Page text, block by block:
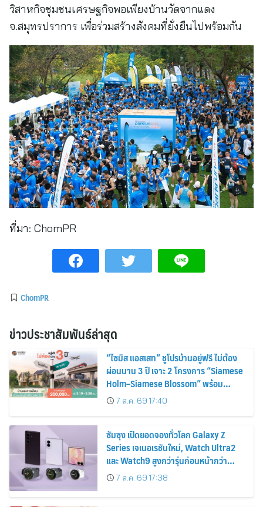
วิสาหกิจชุมชนเศรษฐกิจพอเพียงบ้านวัดจากแดง
จ.สมุทรปราการ เพื่อร่วมสร้างสังคมที่ยั่งยืนไปพร้อมกัน
ที่มา: ChomPR
ChomPR
ข่าวประชาสัมพันธ์ล่าสุด
“ไซมิส แอสเสท” ชูโปรบ้านอยู่ฟรี ไม่ต้อง
ผ่อนนาน 3 ปี เจาะ 2 โครงการ “Siamese
Holm–Siamese Blossom” พร้อม
ส่วนลดและสิทธิพิเศษถึง 31 สิงหาคม
2569
7 ส.ค. 69 17:40
ซัมซุง เปิดยอดจองทั่วโลก Galaxy Z
Series เจเนอเรชันใหม่, Watch Ultra2
และ Watch9 สูงกว่ารุ่นก่อนหน้ากว่า
30%7 ส.ค. 69 17:38